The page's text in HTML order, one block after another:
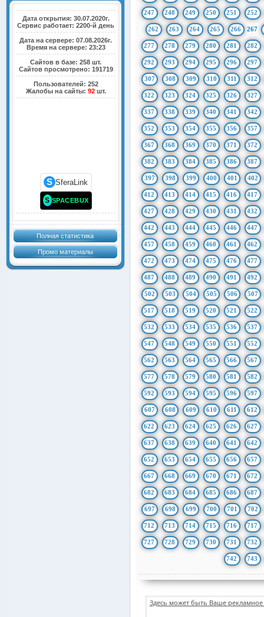
Дата открытия: 30.07.2020г.
Сервис работает: 2200-й день
Дата на сервере: 07.08.2026г.
Время на сервере: 23:23
Сайтов в базе: 258 шт.
Сайтов просмотрено: 191719
Пользователей: 252
Жалобы на сайты: 92шт.
S SferaLink
S SPACEBUX
Полная статистика
Промо материалы
247 248 249 250 251 252
262 263 264 265 266 267
277 278 279 280 281 282
292 293 294 295 296 297
307 308 309 310 311 312
322 323 324 325 326 327
337 338 339 340 341 342
352 353 354 355 356 357
367 368 369 370 371 372
382 383 384 385 386 387
397 398 399 400 401 402
412 413 414 415 416 417
427 428 429 430 431 432
442 443 444 445 446 447
457 458 459 460 461 462
472 473 474 475 476 477
487 488 489 490 491 492
502 503 504 505 506 507
517 518 519 520 521 522
532 533 534 535 536 537
547 548 549 550 551 552
562 563 564 565 566 567
577 578 579 580 581 582
592 593 594 595 596 597
607 608 609 610 611 612
622 623 624 625 626 627
637 638 639 640 641 642
652 653 654 655 656 657
667 668 669 670 671 672
682 683 684 685 686 687
697 698 699 700 701 702
712 713 714 715 716 717
727 728 729 730 731 732
742 743
Здесь может быть Ваше